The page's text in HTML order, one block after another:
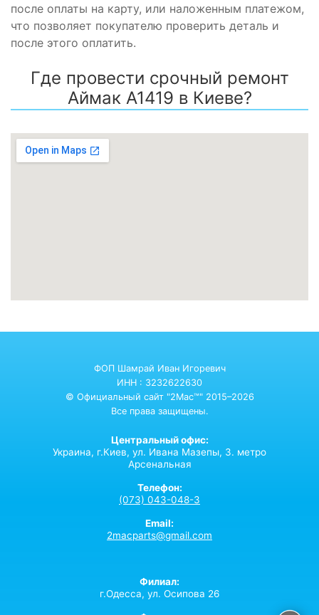
после оплаты на карту, или наложенным платежом,
что позволяет покупателю проверить деталь и
после этого оплатить.
Где провести срочный ремонт
Аймак A1419 в Киеве?
ФОП Шамрай Иван Игоревич
ИНН : 3232622630
© Официальный сайт "2Mac™" 2015–2026
Все права защищены.
Центральный офис:
Украина, г.Киев, ул. Ивана Мазепы, 3. метро
Арсенальная
Телефон:
(073) 043-048-3
Email:
2macparts@gmail.com
Филиал:
г.Одесса, ул. Осипова 26